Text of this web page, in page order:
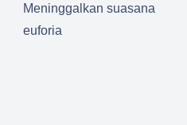
Meninggalkan suasana
euforia